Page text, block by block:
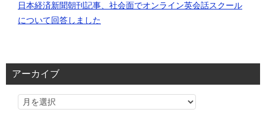
日本経済新聞朝刊記事、社会面でオンライン英会話スクール
について回答しました
アーカイブ